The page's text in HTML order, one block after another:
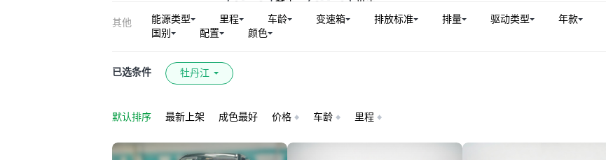
其他 能源类型 里程 车龄 变速箱 排放标准 排量 驱动类型 年款
国别
配置 颜色
已选条件 牡丹江
默认排序 最新上架 成色最好 价格 车龄 里程